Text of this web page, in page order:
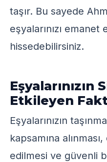
taşır. Bu sayede
eşyalarınızı
hissedebilirsiniz.
Etkileyen
Eşyalarınızın
kapsamına
edilmesi ve güvenli